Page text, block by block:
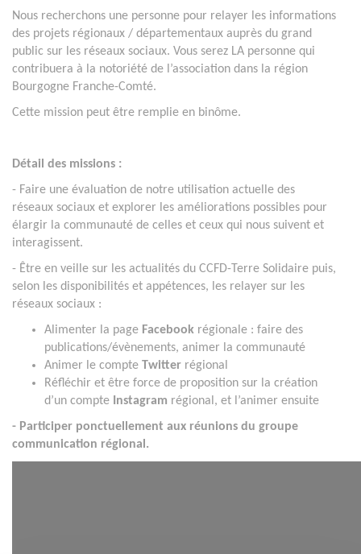
Nous recherchons une personne pour relayer les informations
des projets régionaux / départementaux auprès du grand
public sur les réseaux sociaux. Vous serez LA personne qui
contribuera à la notoriété de l’association dans la région
Bourgogne Franche-Comté.
Cette mission peut être remplie en binôme.
Détail des missions :
- Faire une évaluation de notre utilisation actuelle des
réseaux sociaux et explorer les améliorations possibles pour
élargir la communauté de celles et ceux qui nous suivent et
interagissent.
- Être en veille sur les actualités du CCFD-Terre Solidaire puis,
selon les disponibilités et appétences, les relayer sur les
réseaux sociaux :
Alimenter la page Facebook régionale : faire des
publications/évènements, animer la communauté
Animer le compte Twitter régional
Réfléchir et être force de proposition sur la création
d’un compte Instagram régional, et l’animer ensuite
- Participer ponctuellement aux réunions du groupe
communication régional.